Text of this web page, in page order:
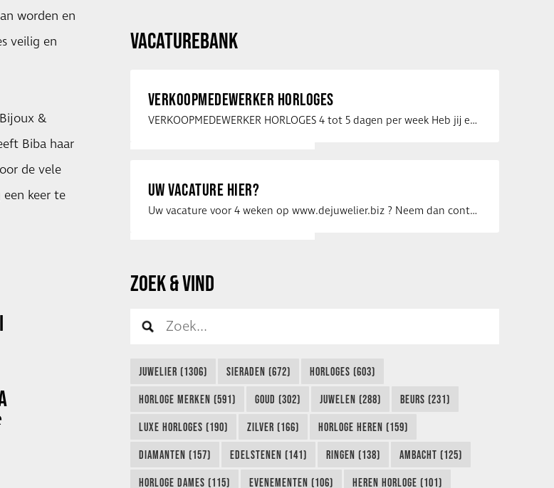
worden en
veilig en
&
Biba haar
de vele
keer te
VACATUREBANK
VERKOOPMEDEWERKER HORLOGES
VERKOOPMEDEWERKER HORLOGES 4 tot 5 dagen per week Heb jij een passie voor …
UW VACATURE HIER?
Uw vacature voor 4 weken op www.dejuwelier.biz ? Neem dan contact op met …
ZOEK & VIND
JUWELIER (1306) SIERADEN (672) HORLOGES (603)
HORLOGE MERKEN (591) GOUD (302) JUWELEN (288) BEURS (231)
LUXE HORLOGES (190) ZILVER (166) HORLOGE HEREN (159)
DIAMANTEN (157) EDELSTENEN (141) RINGEN (138) AMBACHT (125)
HORLOGE DAMES (115) EVENEMENTEN (106) HEREN HORLOGE (101)